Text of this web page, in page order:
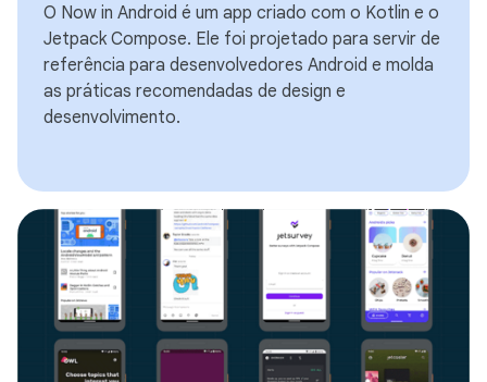
O Now in Android é um app criado com o Kotlin e o
Jetpack Compose. Ele foi projetado para servir de
referência para desenvolvedores Android e molda
as práticas recomendadas de design e
desenvolvimento.